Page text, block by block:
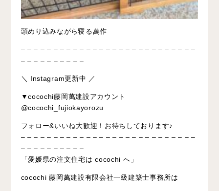
頭めり込みながら寝る萬作
– – – – – – – – – – – – – – – – – – – – – – – – – – –
– – – – – – – – – –
＼ Instagram更新中 ／
▼cocochi藤岡萬建設アカウント
@cocochi_fujiokayorozu
フォロー&いいね大歓迎！お待ちしております♪
– – – – – – – – – – – – – – – – – – – – – – – – – – –
– – – – – – – – – –
「愛媛県の注文住宅は cocochi へ」
cocochi 藤岡萬建設有限会社一級建築士事務所は